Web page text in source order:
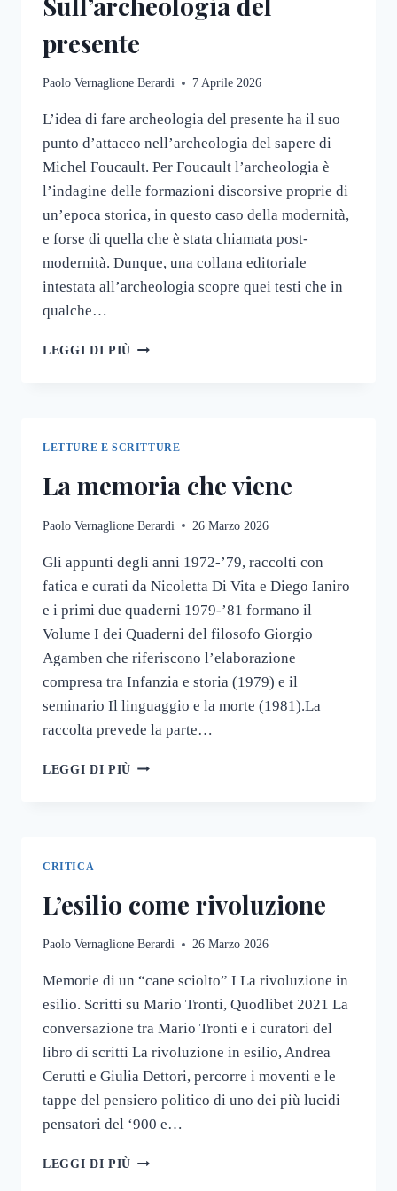
presente
Paolo Vernaglione Berardi 7 Aprile 2026
L’idea di fare archeologia del presente ha il suo
punto d’attacco nell’archeologia del sapere di
Michel Foucault. Per Foucault l’archeologia è
l’indagine delle formazioni discorsive proprie di
un’epoca storica, in questo caso della modernità,
e forse di quella che è stata chiamata post-
modernità. Dunque, una collana editoriale
intestata all’archeologia scopre quei testi che in
qualche…
LEGGI DI PIÙ SULL’ARCHEOLOGIA
LETTURE E SCRITTURE
La memoria che viene
Paolo Vernaglione Berardi 26 Marzo 2026
Gli appunti degli anni 1972-’79, raccolti con
fatica e curati da Nicoletta Di Vita e Diego Ianiro
e i primi due quaderni 1979-’81 formano il
Volume I dei Quaderni del filosofo Giorgio
Agamben che riferiscono l’elaborazione
compresa tra Infanzia e storia (1979) e il
seminario Il linguaggio e la morte (1981).La
raccolta prevede la parte…
LEGGI DI PIÙ LA
CRITICA
L’esilio come rivoluzione
Paolo Vernaglione Berardi 26 Marzo 2026
Memorie di un “cane sciolto” I La rivoluzione in
esilio. Scritti su Mario Tronti, Quodlibet 2021 La
conversazione tra Mario Tronti e i curatori del
libro di scritti La rivoluzione in esilio, Andrea
Cerutti e Giulia Dettori, percorre i moventi e le
tappe del pensiero politico di uno dei più lucidi
pensatori del ‘900 e…
LEGGI DI PIÙ L’ESILIO